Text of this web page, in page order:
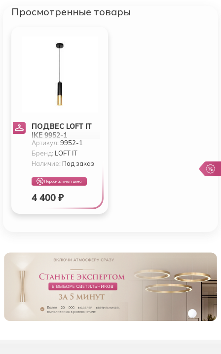
Просмотренные товары
ПОДВЕС LOFT IT
IKE 9952-1
Артикул:9952-1
Бренд: LOFT IT
Наличие: Под заказ
Персональная цена
4 400 ₽